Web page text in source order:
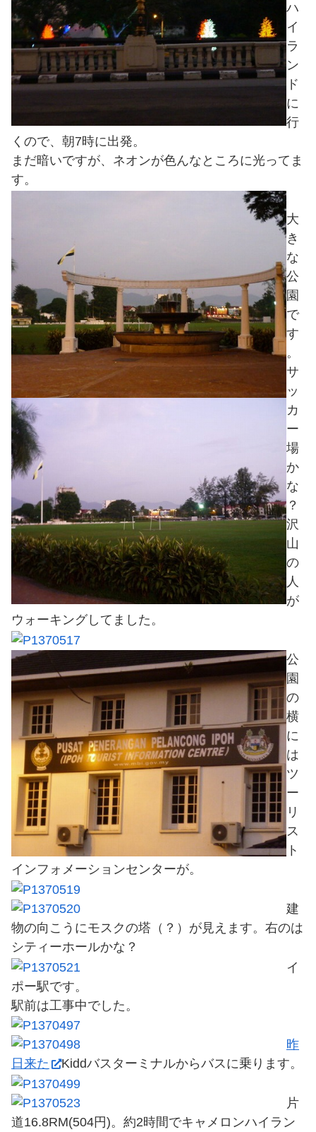
ハ
イ
ラ
ン
ド
に
行
くので、朝7時に出発。
まだ暗いですが、ネオンが色んなところに光ってま
す。
大
き
な
公
園
で
す
。
サ
ッ
カ
ー
場
か
な
？
沢
山
の
人
が
ウォーキングしてました。
公
園
の
横
に
は
ツ
ー
リ
ス
ト
インフォメーションセンターが。
建
物の向こうにモスクの塔（？）が見えます。右のは
シティーホールかな？
イ
ポー駅です。
駅前は工事中でした。
昨
日来た
Kiddバスターミナルからバスに乗ります。
片
道16.8RM(504円)。約2時間でキャメロンハイラン